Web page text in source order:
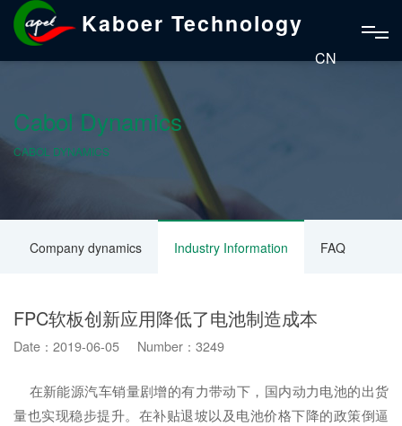
Kaboer Technology
CN
Cabol Dynamics
CABOL DYNAMICS
Company dynamics Industry Information FAQ
FPC软板创新应用降低了电池制造成本
Date：2019-06-05 Number：3249
在新能源汽车销量剧增的有力带动下，国内动力电池的出货
量也实现稳步提升。在补贴退坡以及电池价格下降的政策倒逼